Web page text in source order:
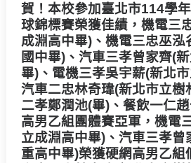
賀！本校參加臺北市114學
球錦標賽榮獲佳績，機電三
成淵高中畢)、機電三忠巫泓
國中畢)、汽車三孝曾家齊(
畢)、電機三孝吳宇薪(新北
汽車二忠林奇瑋(新北市立樹
二孝鄭潤池(畢)、餐飲一仁
高男乙組團體賽亞軍，機電
立成淵高中畢)、汽車三孝曾
重高中畢)榮獲硬網高男乙組